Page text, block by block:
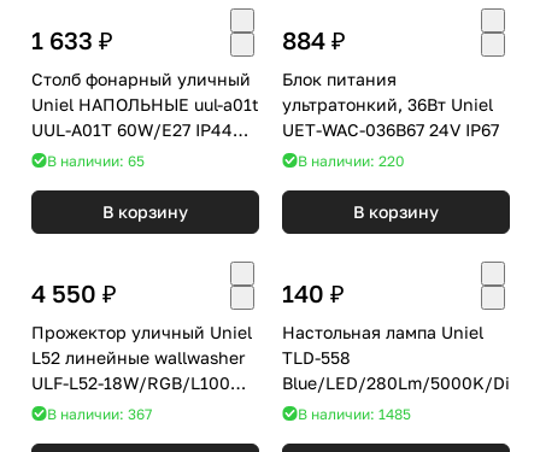
1 633 ₽
Столб фонарный уличный
Uniel НАПОЛЬНЫЕ uul-a01t
UUL-A01T 60W/E27 IP44
BLACK SILVER
В наличии: 65
В корзину
884 ₽
Блок питания
ультратонкий, 36Вт Uniel
UET-WAC-036B67 24V IP67
В наличии: 220
В корзину
4 550 ₽
Прожектор уличный Uniel
L52 линейные wallwasher
ULF-L52-18W/RGB/L100
220V IP65 SILVER
В наличии: 367
140 ₽
Настольная лампа Uniel
TLD-558
Blue/LED/280Lm/5000K/
В наличии: 1485